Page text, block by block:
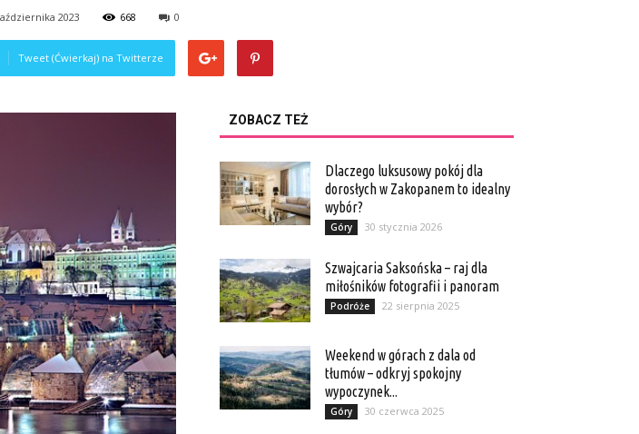
2023 668 0
Tweet (Ćwierkaj) na Twitterze
ZOBACZ TEŻ
Dlaczego luksusowy pokój dla
dorosłych w Zakopanem to idealny
wybór?
Góry 30 stycznia 2026
Szwajcaria Saksońska – raj dla
miłośników fotografii i panoram
Podróże 22 sierpnia 2025
Weekend w górach z dala od
tłumów – odkryj spokojny
wypoczynek...
Góry 30 czerwca 2025